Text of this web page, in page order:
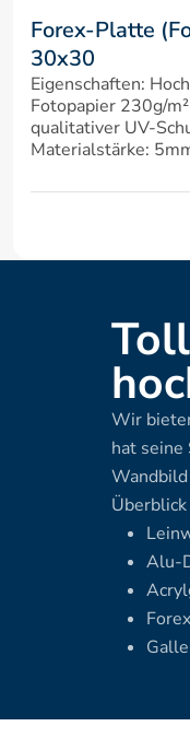
Forex-Platte
30x30
Eigenschaften:
Fotopapier 230g/
qualitativer UV-
Materialstärke:
Wir
hat seine
Alu-